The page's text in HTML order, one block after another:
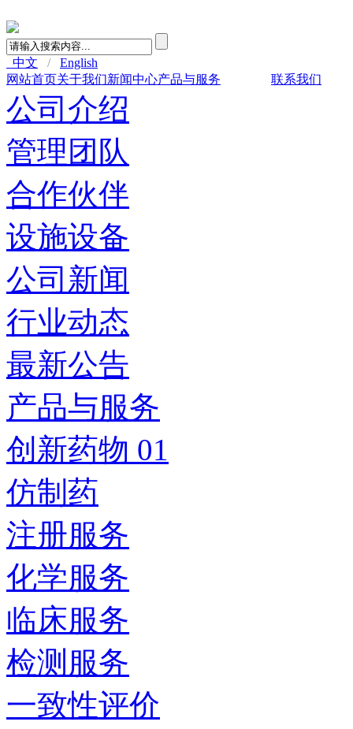
中文 /
English
网站首页关于我们新闻中心产品与服务 联系我们
公司介绍
管理团队
合作伙伴
设施设备
公司新闻
行业动态
最新公告
产品与服务
创新药物 01
仿制药
注册服务
化学服务
临床服务
检测服务
一致性评价